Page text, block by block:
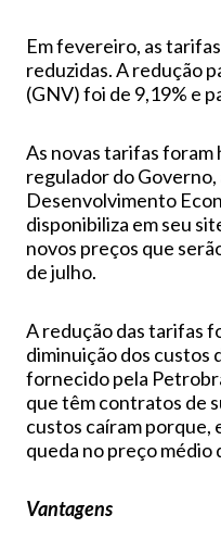
Em fevereiro, as
reduzidas. A redução
(GNV) foi de 9,19% e
As novas tarifas foram
regulador do Governo,
Desenvolvimento
disponibiliza em seu
novos preços que
de julho.
A redução das tarifas
diminuição dos custos
fornecido pela
que têm contratos de
custos caíram porque,
queda no preço
Vantagens